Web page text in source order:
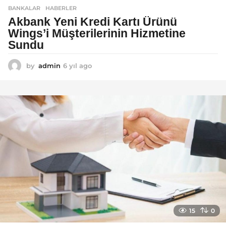
BANKALAR ,HABERLER
Akbank Yeni Kredi Kartı Ürünü
Wings’i Müşterilerinin Hizmetine
Sundu
by admin 6 yıl ago
15 0